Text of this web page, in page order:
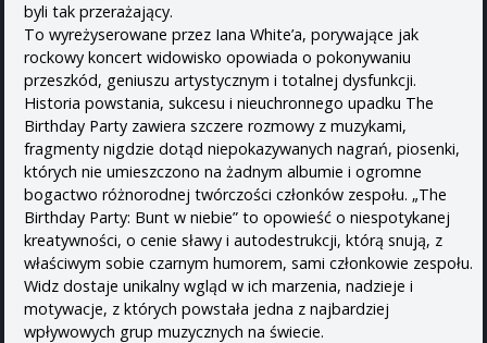
byli tak przerażający.
To wyreżyserowane przez Iana White’a, porywające jak
rockowy koncert widowisko opowiada o pokonywaniu
przeszkód, geniuszu artystycznym i totalnej dysfunkcji.
Historia powstania, sukcesu i nieuchronnego upadku The
Birthday Party zawiera szczere rozmowy z muzykami,
fragmenty nigdzie dotąd niepokazywanych nagrań, piosenki,
których nie umieszczono na żadnym albumie i ogromne
bogactwo różnorodnej twórczości członków zespołu. „The
Birthday Party: Bunt w niebie” to opowieść o niespotykanej
kreatywności, o cenie sławy i autodestrukcji, którą snują, z
właściwym sobie czarnym humorem, sami członkowie zespołu.
Widz dostaje unikalny wgląd w ich marzenia, nadzieje i
motywacje, z których powstała jedna z najbardziej
wpływowych grup muzycznych na świecie.